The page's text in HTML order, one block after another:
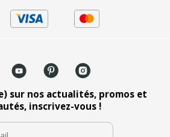
sur nos actualités, promos et
inscrivez-vous !